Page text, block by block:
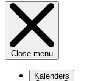
Close menu
Kalenders